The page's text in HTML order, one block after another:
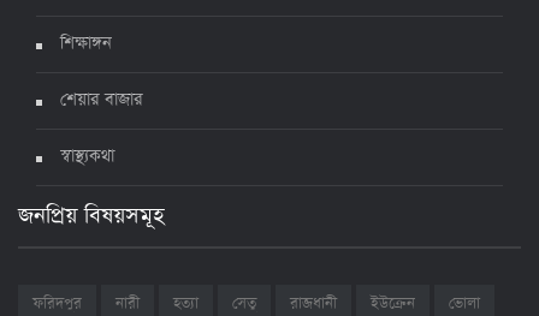
শিক্ষাঙ্গন
শেয়ার বাজার
স্বাস্থ্যকথা
জনপ্রিয় বিষয়সমূহ
ফরিদপুর নারী হত্যা সেতু রাজধানী ইউক্রেন
ভোলা